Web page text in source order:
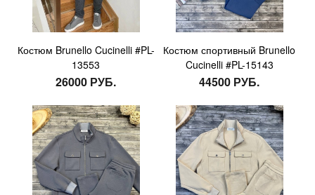
Костюм Brunello Cucinelli #PL-
13553
26000 РУБ.
Костюм спортивный Brunello
Cucinelli #PL-15143
44500 РУБ.